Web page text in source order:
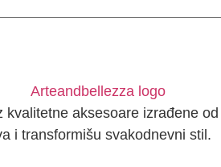
aksesoare izrađene
i transformišu svakodnevni stil.